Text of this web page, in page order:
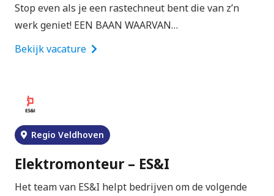
Stop even als je een rastechneut bent die van z’n
werk geniet! EEN BAAN WAARVAN…
Bekijk vacature
Regio Veldhoven
Elektromonteur – ES&I
Het team van ES&I helpt bedrijven om de volgende